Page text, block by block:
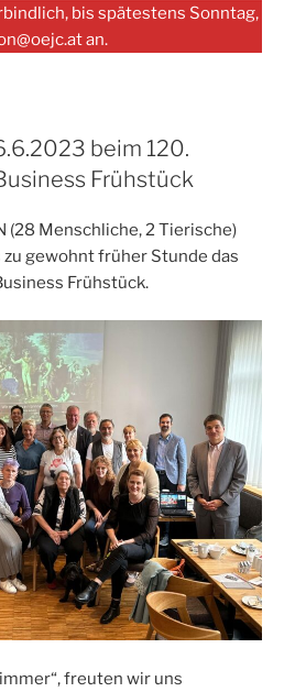
bis spätestens Sonntag,
an.
beim 120.
Frühstück
(28 Menschliche, 2 Tierische)
gewohnt früher Stunde das
Frühstück.
freuten wir uns